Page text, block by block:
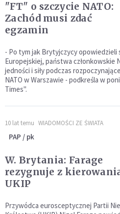
"FT" o szczycie NATO:
Zachód musi zdać
egzamin
- Po tym jak Brytyjczycy opowiedzieli
Europejskiej, państwa członkowskie
jedności i siły podczas
NATO w Warszawie - podkreśla w
Times".
10 lat temu WIADOMOŚCI ZE ŚWIATA
PAP / pk
W. Brytania: Farage
rezygnuje z
UKIP
Przywódca eurosceptycznej Partii